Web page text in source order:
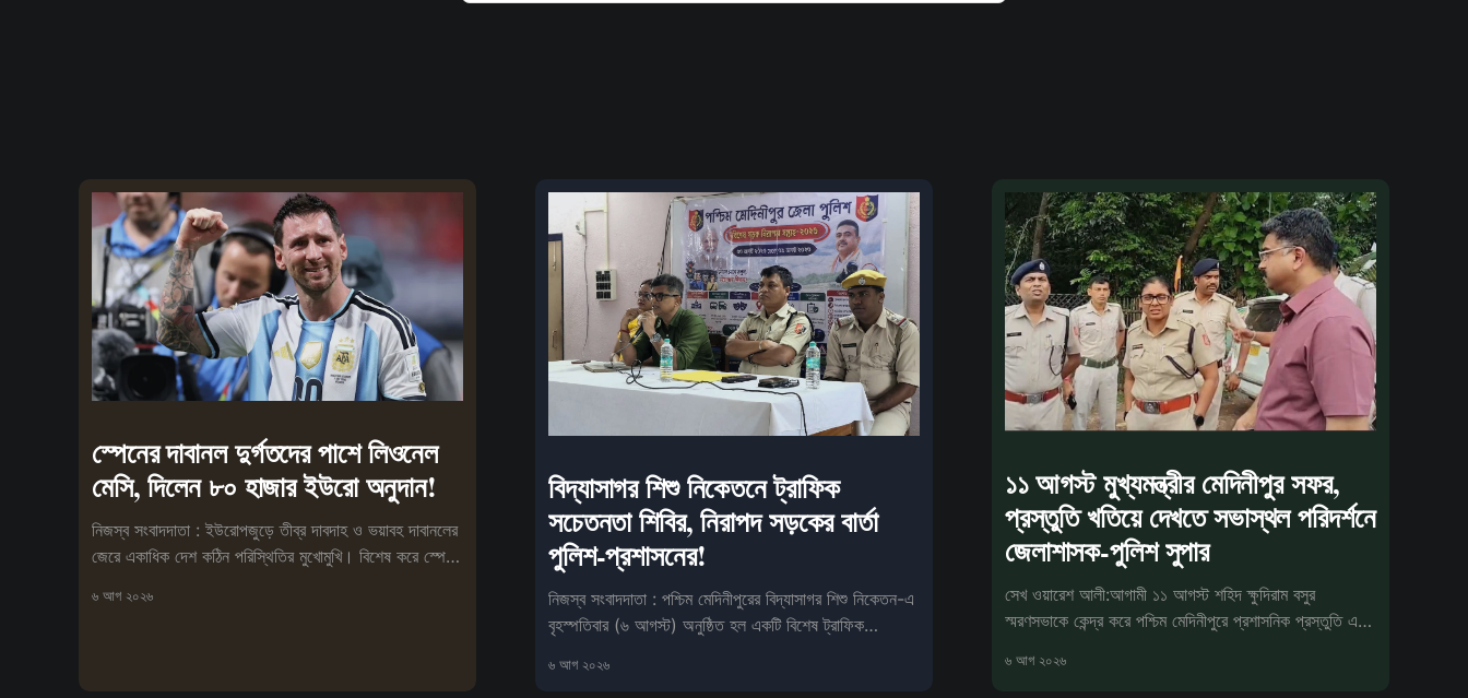
স্পেনের দাবানল দুর্গতদের পাশে লিওনেল
মেসি, দিলেন ৮০ হাজার ইউরো অনুদান!
নিজস্ব সংবাদদাতা : ইউরোপজুড়ে তীব্র দাবদাহ ও ভয়াবহ দাবানলের
জেরে একাধিক দেশ কঠিন পরিস্থিতির মুখোমুখি। বিশেষ করে স্পেনে
৬ আগ ২০২৬
বিদ্যাসাগর শিশু নিকেতনে ট্রাফিক
সচেতনতা শিবির, নিরাপদ সড়কের বার্তা
পুলিশ-প্রশাসনের!
নিজস্ব সংবাদদাতা : পশ্চিম মেদিনীপুরের বিদ্যাসাগর শিশু নিকেতন-এ
বৃহস্পতিবার (৬ আগস্ট) অনুষ্ঠিত হল একটি বিশেষ ট্রাফিক
৬ আগ ২০২৬
১১ আগস্ট মুখ্যমন্ত্রীর মেদিনীপুর সফর,
প্রস্তুতি খতিয়ে দেখতে সভাস্থল পরিদর্শনে
জেলাশাসক-পুলিশ সুপার
সেখ ওয়ারেশ আলী:আগামী ১১ আগস্ট শহিদ ক্ষুদিরাম বসুর
স্মরণসভাকে কেন্দ্র করে পশ্চিম মেদিনীপুরে প্রশাসনিক প্রস্তুতি এখন
৬ আগ ২০২৬